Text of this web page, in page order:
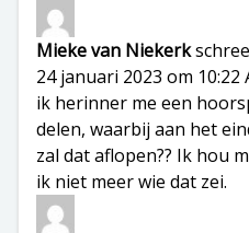
Mieke van Niekerk
24 januari 2023 om 10:22
ik herinner me een
delen, waarbij aan het
zal dat aflopen?? Ik hou
ik niet meer wie dat zei.